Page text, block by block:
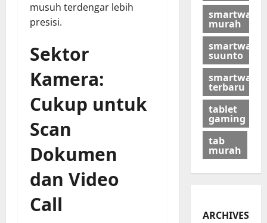
musuh terdengar lebih
presisi.
Sektor
Kamera:
Cukup untuk
Scan
Dokumen
dan Video
Call
smartwatch
murah
smartwatch
suunto
smartwatch
terbaru
tablet
gaming
tab
murah
ARCHIVES